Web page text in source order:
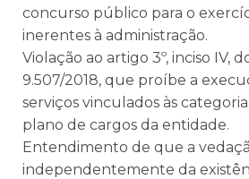
concurso público para o
inerentes à administração.
Violação ao artigo 3º, inciso IV,
9.507/2018, que proíbe a
serviços vinculados às
plano de cargos da entidade.
Entendimento de que a
independentemente da